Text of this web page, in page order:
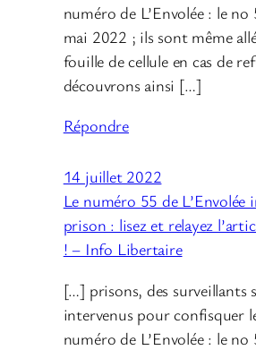
numéro de L’Envolée : le
mai 2022 ; ils sont même
fouille de cellule en cas de
découvrons ainsi […]
Répondre
14 juillet 2022
Le numéro 55 de
prison : lisez et relayez
! – Info Libertaire
[…] prisons, des surveillants
intervenus pour confisquer
numéro de L’Envolée : le